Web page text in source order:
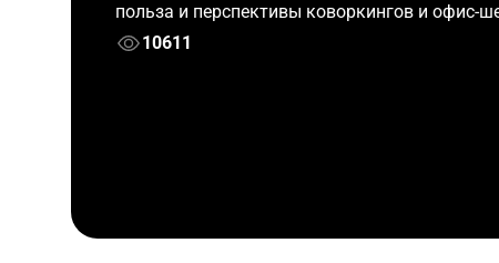
польза и перспективы коворкингов и офис-
10611